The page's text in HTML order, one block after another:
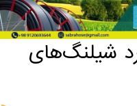
فولادی ضد زنگ
شیلنگ‌های